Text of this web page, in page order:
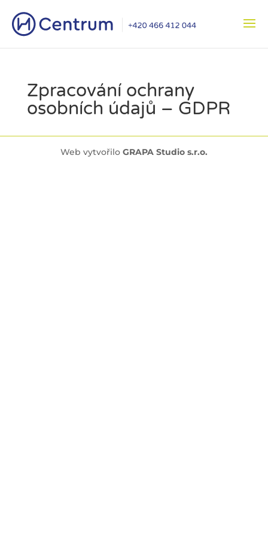
Zpracování ochrany
osobních údajů – GDPR
Web vytvořilo GRAPA Studio s.r.o.